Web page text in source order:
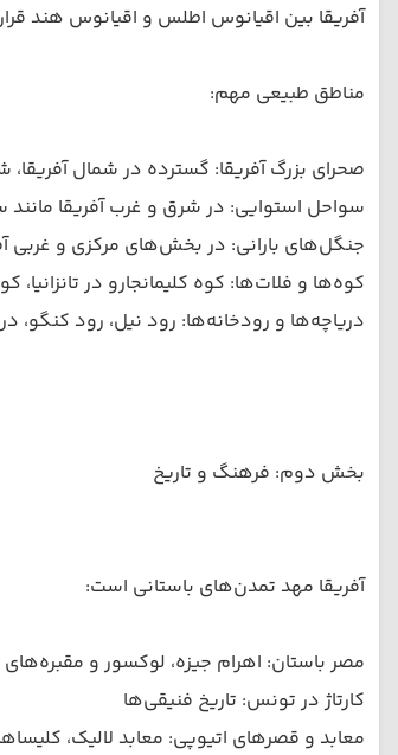
آفریقا بین اقیانوس اطلس و اقیانوس هند
مناطق طبیعی مهم:
صحرای بزرگ آفریقا: گسترده در شمال
سواحل استوایی: در شرق و غرب آفریقا
جنگل‌های بارانی: در بخش‌های مرکزی و غربی
کوه‌ها و فلات‌ها: کوه کلیمانجارو در
دریاچه‌ها و رودخانه‌ها: رود نیل، رود کنگو،
بخش دوم: فرهنگ و تاریخ
آفریقا مهد تمدن‌های باستانی است:
مصر باستان: اهرام جیزه، لوکسور و مقبره‌های
کارتاژ در تونس: تاریخ فنیقی‌ها
معابد و قصرهای اتیوپی: معابد لا‌لیک،